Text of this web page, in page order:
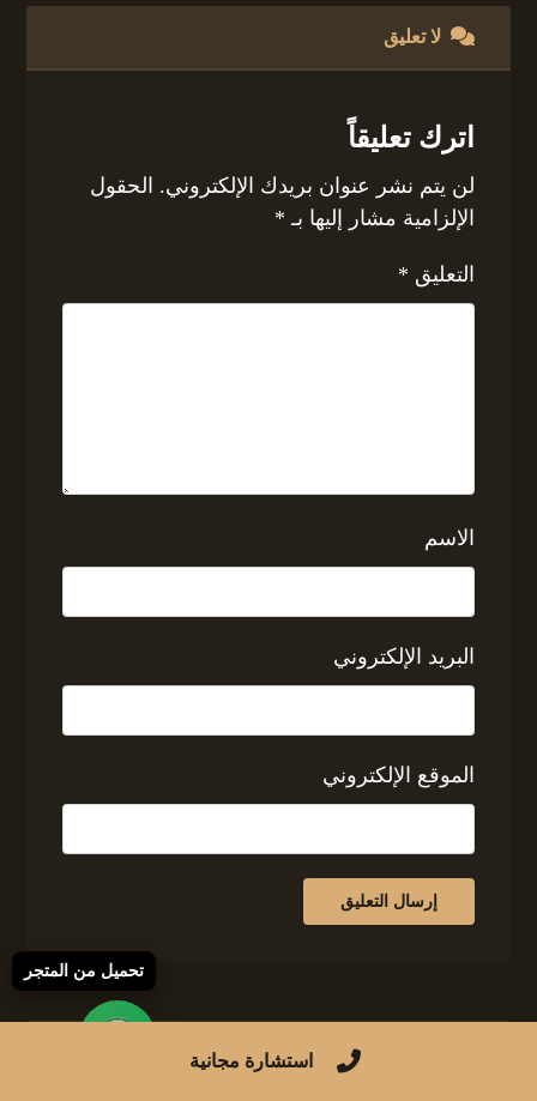
لا تعليق
اترك تعليقاً
لن يتم نشر عنوان بريدك الإلكتروني. الحقول
الإلزامية مشار إليها بـ *
التعليق *
الاسم
البريد الإلكتروني
الموقع الإلكتروني
استشارة مجانية
تحميل من المتجر